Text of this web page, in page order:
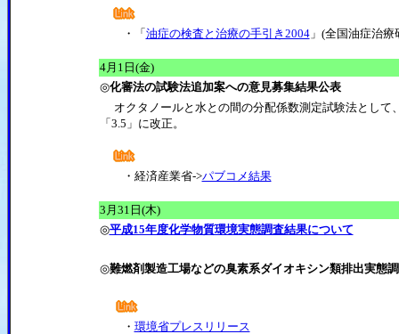
・「 油症の検査と治療の手引き2004」(全国油症治療
4月1日(金)
◎化審法の試験法追加案への意見募集結果公表
オクタノールと水との間の分配係数測定試験法とし
「3.5」に改正。
・経済産業省->パブコメ結果
3月31日(木)
◎平成15年度化学物質環境実態調査結果について
◎難燃剤製造工場などの臭素系ダイオキシン類排出実態
・ 環境省プレスリリース